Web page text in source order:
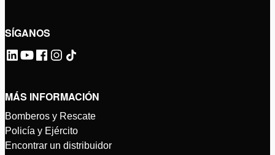
SÍGANOS
MÁS INFORMACIÓN
Bomberos y Rescate
Policía y Ejército
Encontrar un distribuidor